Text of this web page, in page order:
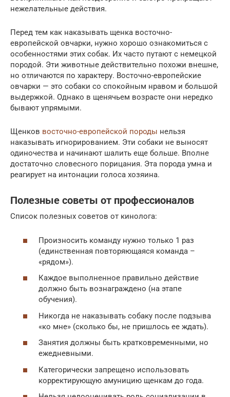
нежелательные действия.
Перед тем как наказывать щенка восточно-
европейской овчарки, нужно хорошо ознакомиться с
особенностями этих собак. Их часто путают с немецкой
породой. Эти животные действительно похожи внешне,
но отличаются по характеру. Восточно-европейские
овчарки — это собаки со спокойным нравом и большой
выдержкой. Однако в щенячьем возрасте они нередко
бывают упрямыми.
Щенков восточно-европейской породы нельзя
наказывать игнорированием. Эти собаки не выносят
одиночества и начинают шалить еще больше. Вполне
достаточно словесного порицания. Эта порода умна и
реагирует на интонации голоса хозяина.
Полезные советы от профессионалов
Список полезных советов от кинолога:
Произносить команду нужно только 1 раз
(единственная повторяющаяся команда –
«рядом»).
Каждое выполненное правильно действие
должно быть вознаграждено (на этапе
обучения).
Никогда не наказывать собаку после подзыва
«ко мне» (сколько бы, не пришлось ее ждать).
Занятия должны быть кратковременными, но
ежедневными.
Категорически запрещено использовать
корректирующую амуницию щенкам до года.